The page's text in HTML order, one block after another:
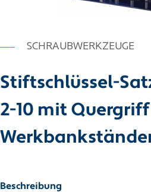
SCHRAUBWERKZEUGE
Stiftschlüssel-
2-10 mit
Werkbankständer
Beschreibung